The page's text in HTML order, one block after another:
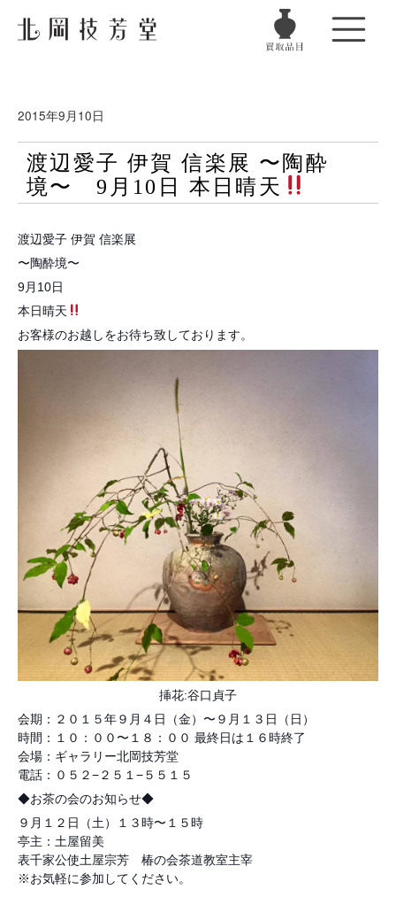
2015年9月10日
渡辺愛子 伊賀 信楽展 〜陶酔
境〜 9月10日 本日晴天
渡辺愛子 伊賀 信楽展
〜陶酔境〜
9月10日
本日晴天
お客様のお越しをお待ち致しております。
挿花:谷口貞子
会期：２０１５年９月４日（金）〜９月１３日（日）
時間：１０：００〜１８：００ 最終日は１６時終了
会場：ギャラリー北岡技芳堂
電話：０５２−２５１−５５１５
◆お茶の会のお知らせ◆
９月１２日（土）１３時〜１５時
亭主：土屋留美
表千家公使土屋宗芳 椿の会茶道教室主宰
※お気軽に参加してください。